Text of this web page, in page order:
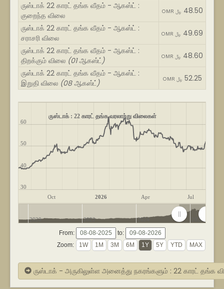
ருஸ்டாக் 22 காரட் தங்க வீதம் - ஆகஸ்ட் :
குறைந்த விலை
OMR ﷼ 48.50
ருஸ்டாக் 22 காரட் தங்க வீதம் - ஆகஸ்ட் :
சராசரி விலை
OMR ﷼ 49.69
ருஸ்டாக் 22 காரட் தங்க வீதம் - ஆகஸ்ட் :
திறக்கும் விலை (01 ஆகஸ்ட்) OMR ﷼ 48.60
ருஸ்டாக் 22 காரட் தங்க வீதம் - ஆகஸ்ட் :
இறுதி விலை (08 ஆகஸ்ட்) OMR ﷼ 52.25
ருஸ்டாக் : 22 காரட் தங்க வரலாற்று விலைகள்
Oct 2026 Apr Jul
30
40
50
60
2020 2022 2024 2026
From:
to:
Zoom:
ருஸ்டாக் - அருகிலுள்ள அனைத்து நகரங்களும் : 22 காரட் தங்க